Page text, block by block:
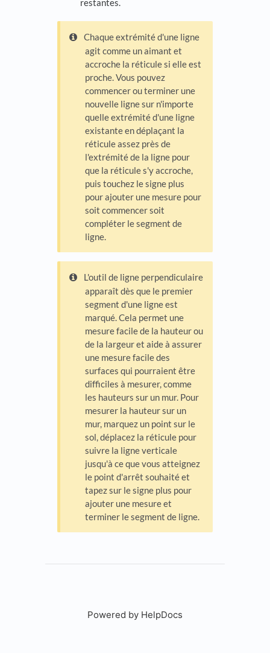
restantes.
Chaque extrémité d'une ligne
agit comme un aimant et
accroche la réticule si elle est
proche. Vous pouvez
commencer ou terminer une
nouvelle ligne sur n'importe
quelle extrémité d'une ligne
existante en déplaçant la
réticule assez près de
l'extrémité de la ligne pour
que la réticule s'y accroche,
puis touchez le signe plus
pour ajouter une mesure pour
soit commencer soit
compléter le segment de
ligne.
L'outil de ligne perpendiculaire
apparaît dès que le premier
segment d'une ligne est
marqué. Cela permet une
mesure facile de la hauteur ou
de la largeur et aide à assurer
une mesure facile des
surfaces qui pourraient être
difficiles à mesurer, comme
les hauteurs sur un mur. Pour
mesurer la hauteur sur un
mur, marquez un point sur le
sol, déplacez la réticule pour
suivre la ligne verticale
jusqu'à ce que vous atteignez
le point d'arrêt souhaité et
tapez sur le signe plus pour
ajouter une mesure et
terminer le segment de ligne.
Powered by HelpDocs